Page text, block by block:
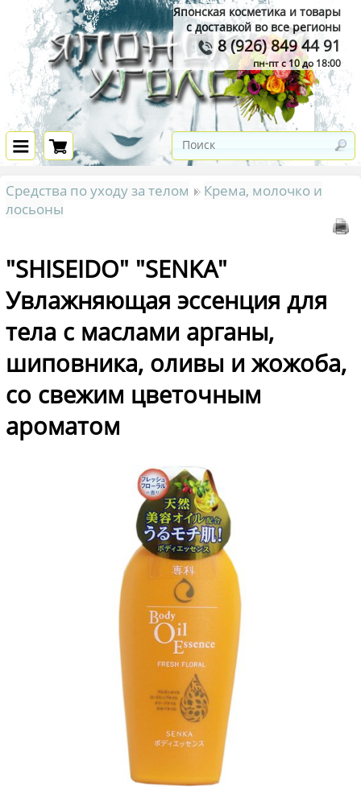
Японская косметика и товары
с доставкой во все регионы
8 (926) 849 44 91
пн-пт с 10 до 18:00
Средства по уходу за телом
Крема, молочко и
лосьоны
"SHISEIDO" "SENKA"
Увлажняющая эссенция для
тела с маслами арганы,
шиповника, оливы и жожоба,
со свежим цветочным
ароматом